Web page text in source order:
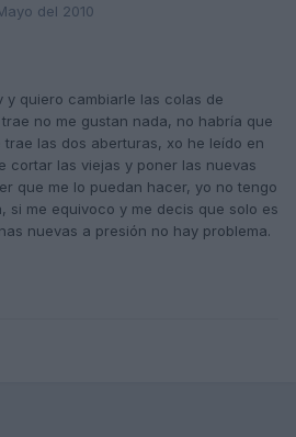
del 2010
y quiero cambiarle las colas de
no me gustan nada, no habría que
las dos aberturas, xo he leído en
cortar las viejas y poner las nuevas
que me lo puedan hacer, yo no tengo
si me equivoco y me decis que solo es
nuevas a presión no hay problema.